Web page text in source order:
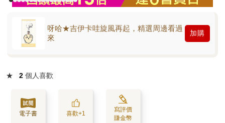
呀哈★吉伊卡哇旋風再起，精選周邊看過
來
加購
★ 2 個人喜歡
電子書 喜歡+1
寫評價
賺金幣